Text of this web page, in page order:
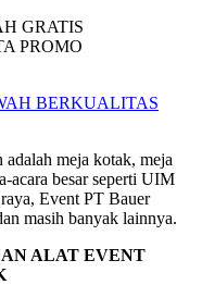
BERKUALITAS
adalah meja kotak, meja
acara besar seperti UIM
Event PT Bauer
masih banyak lainnya.
ALAT EVENT